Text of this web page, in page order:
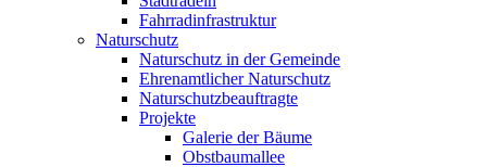
Fahrradinfrastruktur
Naturschutz
Naturschutz in der Gemeinde
Ehrenamtlicher Naturschutz
Naturschutzbeauftragte
Projekte
Galerie der Bäume
Obstbaumallee